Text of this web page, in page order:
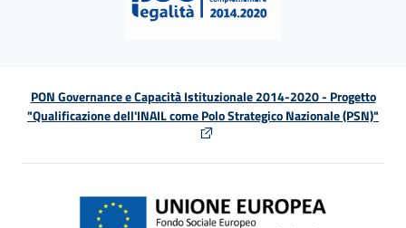
PON Governance e Capacità Istituzionale 2014-2020 - Progetto
"Qualificazione dell'INAIL come Polo Strategico Nazionale (PSN)"